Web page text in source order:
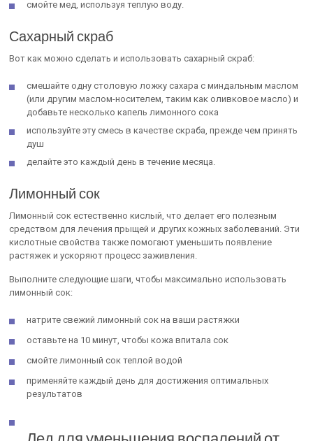
смойте мед, используя теплую воду.
Сахарный скраб
Вот как можно сделать и использовать сахарный скраб:
смешайте одну столовую ложку сахара с миндальным маслом
(или другим маслом-носителем, таким как оливковое масло) и
добавьте несколько капель лимонного сока
используйте эту смесь в качестве скраба, прежде чем принять
душ
делайте это каждый день в течение месяца.
Лимонный сок
Лимонный сок естественно кислый, что делает его полезным
средством для лечения прыщей и других кожных заболеваний. Эти
кислотные свойства также помогают уменьшить появление
растяжек и ускоряют процесс заживления.
Выполните следующие шаги, чтобы максимально использовать
лимонный сок:
натрите свежий лимонный сок на ваши растяжки
оставьте на 10 минут, чтобы кожа впитала сок
смойте лимонный сок теплой водой
применяйте каждый день для достижения оптимальных
результатов